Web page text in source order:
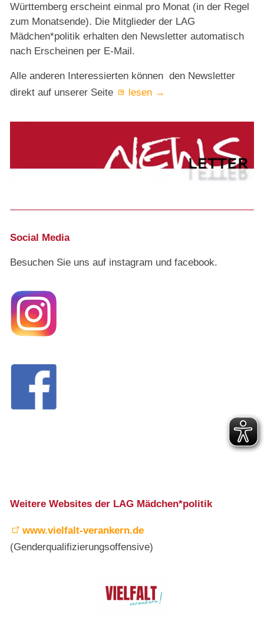
Württemberg erscheint einmal pro Monat (in der Regel
zum Monatsende). Die Mitglieder der LAG
Mädchen*politik erhalten den Newsletter automatisch
nach Erscheinen per E-Mail.
Alle anderen Interessierten können den Newsletter
direkt auf unserer Seite
lesen →
Social Media
Besuchen Sie uns auf instagram und facebook.
Weitere Websites der LAG Mädchen*politik
www.vielfalt-verankern.de
(Genderqualifizierungsoffensive)